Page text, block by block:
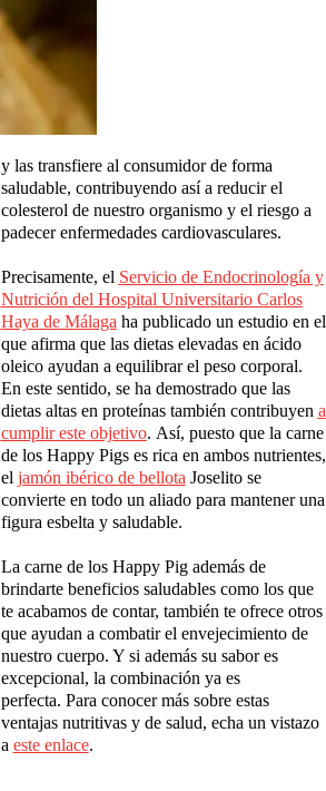
y las transfiere al consumidor de forma
saludable, contribuyendo así a reducir el
colesterol de nuestro organismo y el riesgo a
padecer enfermedades cardiovasculares.
Precisamente, el Servicio de Endocrinología y
Nutrición del Hospital Universitario Carlos
Haya de Málaga ha publicado un estudio en el
que afirma que las dietas elevadas en ácido
oleico ayudan a equilibrar el peso corporal.
En este sentido, se ha demostrado que las
dietas altas en proteínas también contribuyen a
cumplir este objetivo. Así, puesto que la carne
de los Happy Pigs es rica en ambos nutrientes,
el jamón ibérico de bellota Joselito se
convierte en todo un aliado para mantener una
figura esbelta y saludable.
La carne de los Happy Pig además de
brindarte beneficios saludables como los que
te acabamos de contar, también te ofrece otros
que ayudan a combatir el envejecimiento de
nuestro cuerpo. Y si además su sabor es
excepcional, la combinación ya es
perfecta. Para conocer más sobre estas
ventajas nutritivas y de salud, echa un vistazo
a este enlace.